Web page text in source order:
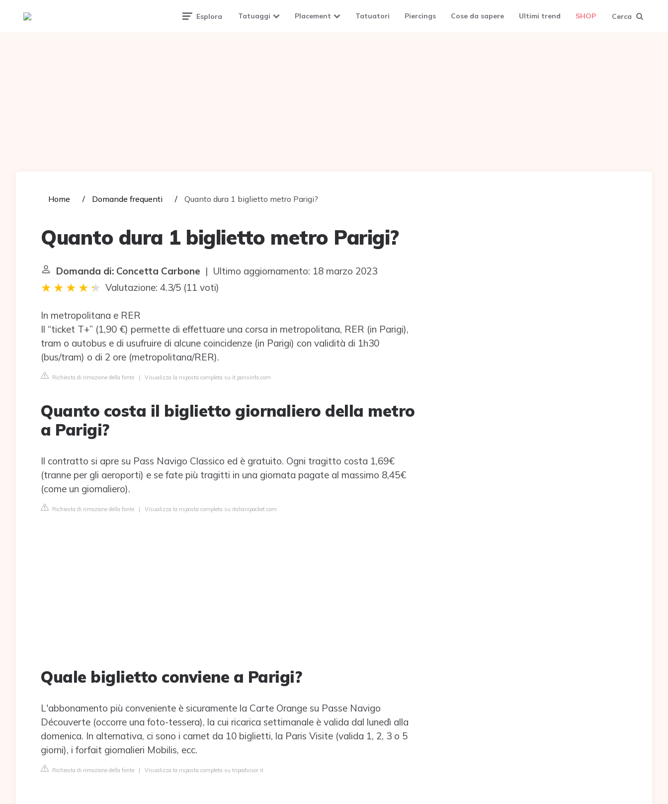
Tattoomuse.it Esplora Tatuaggi Placement Tatuatori Piercings Cose da sapere Ultimi trend SHOP Cerca
Home Domande frequenti Quanto dura 1 biglietto metro Parigi?
Quanto dura 1 biglietto metro Parigi?
Domanda di: Concetta Carbone | Ultimo aggiornamento: 18 marzo 2023
Valutazione: 4.3/5 (11 voti)
In metropolitana e RER
Il “ticket T+” (1,90 €) permette di effettuare una corsa in metropolitana, RER (in Parigi),
tram o autobus e di usufruire di alcune coincidenze (in Parigi) con validità di 1h30
(bus/tram) o di 2 ore (metropolitana/RER).
Richiesta di rimozione della fonte | Visualizza la risposta completa su it.parisinfo.com
Quanto costa il biglietto giornaliero della metro
a Parigi?
Il contratto si apre su Pass Navigo Classico ed è gratuito. Ogni tragitto costa 1,69€
(tranne per gli aeroporti) e se fate più tragitti in una giornata pagate al massimo 8,45€
(come un giornaliero).
Richiesta di rimozione della fonte | Visualizza la risposta completa su italianipocket.com
Quale biglietto conviene a Parigi?
L'abbonamento più conveniente è sicuramente la Carte Orange su Passe Navigo
Découverte (occorre una foto-tessera), la cui ricarica settimanale è valida dal lunedì alla
domenica. In alternativa, ci sono i carnet da 10 biglietti, la Paris Visite (valida 1, 2, 3 o 5
giorni), i forfait giornalieri Mobilis, ecc.
Richiesta di rimozione della fonte | Visualizza la risposta completa su tripadvisor.it